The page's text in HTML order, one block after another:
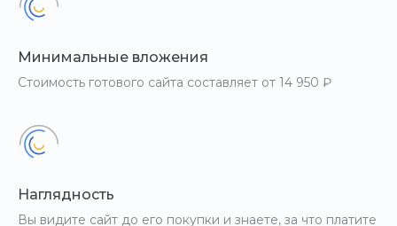
Минимальные вложения
Стоимость готового сайта составляет от 14 950 ₽
Наглядность
Вы видите сайт до его покупки и знаете, за что платите